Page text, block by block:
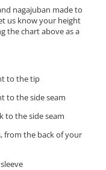
nagajuban made to
us know your height
the chart above as a
to the tip
to the side seam
to the side seam
from the back of your